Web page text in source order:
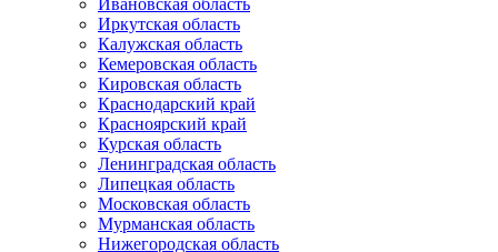
Ивановская область
Иркутская область
Калужская область
Кемеровская область
Кировская область
Краснодарский край
Красноярский край
Курская область
Ленинградская область
Липецкая область
Московская область
Мурманская область
Нижегородская область